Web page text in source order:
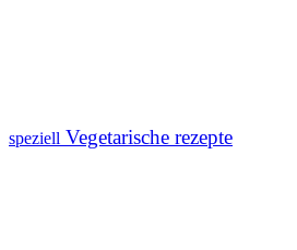
speziell Vegetarische rezepte